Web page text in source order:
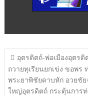
แนะแนว
เรื่อง
อุตรดิตถ์-พ่อเมืองอุตรดิ
ถวายทุเรียนยกเข่ง ขอพร
พระยาพิชัยดาบหัก อวยชัย
ใหญ่อุตรดิตถ์ กระตุ้นการท่